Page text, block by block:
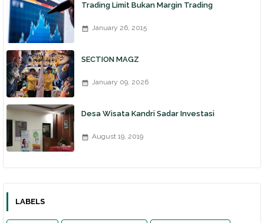
Trading Limit Bukan Margin Trading
January 26, 2015
SECTION MAGZ
January 09, 2026
Desa Wisata Kandri Sadar Investasi
August 19, 2019
LABELS